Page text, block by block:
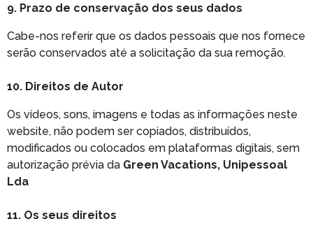
9. Prazo de conservação dos seus dados
Cabe-nos referir que os dados pessoais que nos fornece
serão conservados até a solicitação da sua remoção.
10. Direitos de Autor
Os vídeos, sons, imagens e todas as informações neste
website, não podem ser copiados, distribuídos,
modificados ou colocados em plataformas digitais, sem
autorização prévia da Green Vacations, Unipessoal
Lda
11. Os seus direitos